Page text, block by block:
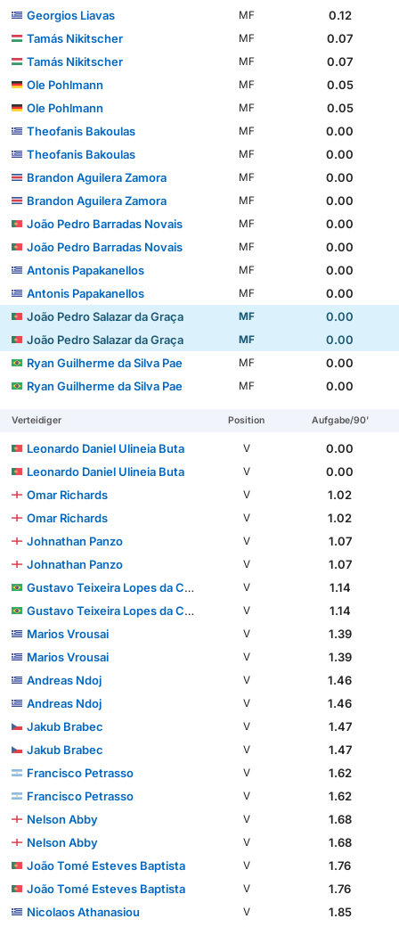
Georgios Liavas MF
0.12
Tamás Nikitscher
MF
0.07
Tamás Nikitscher
MF
0.07
Ole Pohlmann
MF
0.05
Ole Pohlmann
MF
0.05
Theofanis Bakoulas
MF
0.00
Theofanis Bakoulas
MF
0.00
Brandon Aguilera Zamora
MF
0.00
Brandon Aguilera Zamora
MF
0.00
João Pedro Barradas Novais
MF
0.00
João Pedro Barradas Novais
MF
0.00
Antonis Papakanellos
MF
0.00
Antonis Papakanellos
MF
0.00
João Pedro Salazar da Graça
MF
0.00
João Pedro Salazar da Graça
MF
0.00
Ryan Guilherme da Silva Pae
MF
0.00
Ryan Guilherme da Silva Pae
MF 0.00
Verteidiger Position Aufgabe/90'
Leonardo Daniel Ulineia Buta V
0.00
Leonardo Daniel Ulineia Buta
V
0.00
Omar Richards
V
1.02
Omar Richards
V
1.02
Johnathan Panzo
V
1.07
Johnathan Panzo
V
1.07
Gustavo Teixeira Lopes da Conceição
V
1.14
Gustavo Teixeira Lopes da Conceição
V
1.14
Marios Vrousai
V
1.39
Marios Vrousai
V
1.39
Andreas Ndoj
V
1.46
Andreas Ndoj
V
1.46
Jakub Brabec
V
1.47
Jakub Brabec
V
1.47
Francisco Petrasso
V
1.62
Francisco Petrasso
V
1.62
Nelson Abby
V
1.68
Nelson Abby
V
1.68
João Tomé Esteves Baptista
V
1.76
João Tomé Esteves Baptista
V
1.76
Nicolaos Athanasiou
V
1.85